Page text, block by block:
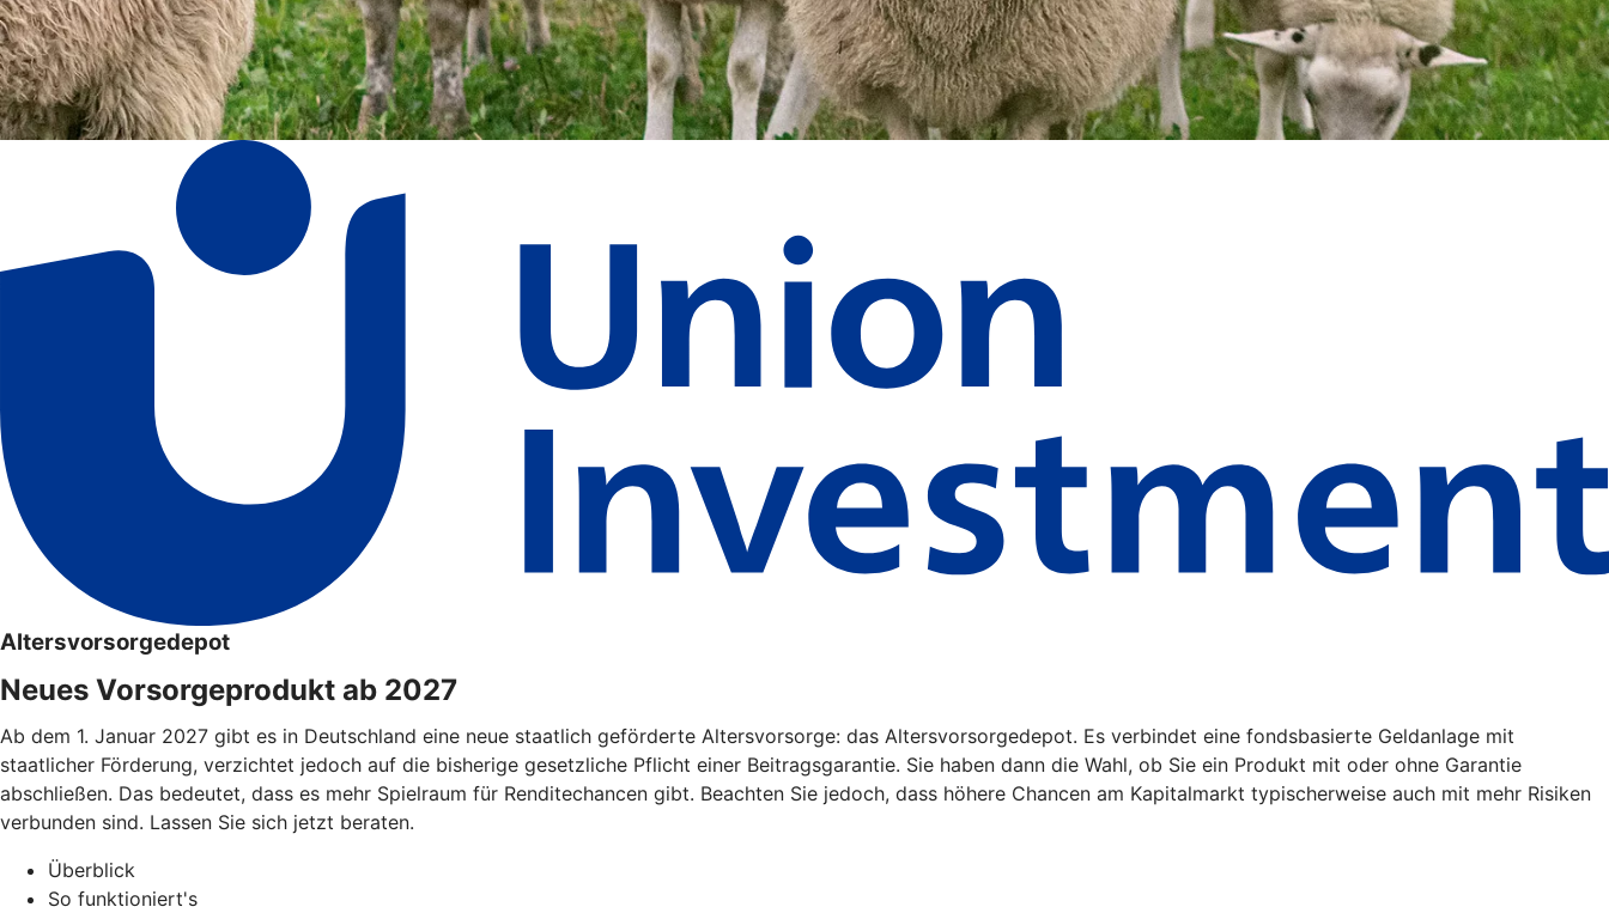
Altersvorsorgedepot
Neues Vorsorgeprodukt ab 2027
Ab dem 1. Januar 2027 gibt es in Deutschland eine neue staatlich geförderte Altersvorsorge: das Altersvorsorgedepot. Es verbindet eine fondsbasierte Geldanlage mit
staatlicher Förderung, verzichtet jedoch auf die bisherige gesetzliche Pflicht einer Beitragsgarantie. Sie haben dann die Wahl, ob Sie ein Produkt mit oder ohne Garantie
abschließen. Das bedeutet, dass es mehr Spielraum für Renditechancen gibt. Beachten Sie jedoch, dass höhere Chancen am Kapitalmarkt typischerweise auch mit mehr Risiken
verbunden sind. Lassen Sie sich jetzt beraten.
Überblick
So funktioniert's